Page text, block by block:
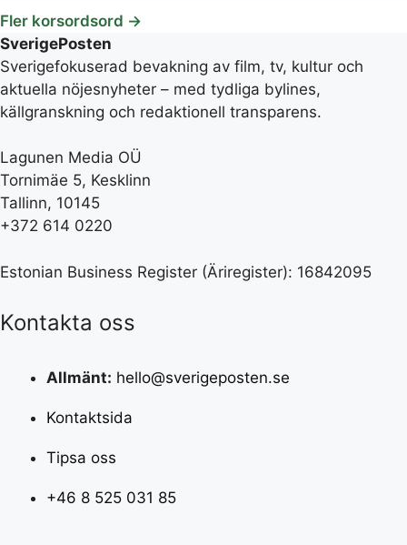
Fler korsordsord →
SverigePosten
Sverigefokuserad bevakning av film, tv, kultur och
aktuella nöjesnyheter – med tydliga bylines,
källgranskning och redaktionell transparens.
Lagunen Media OÜ
Tornimäe 5, Kesklinn
Tallinn, 10145
+372 614 0220
Estonian Business Register (Äriregister): 16842095
Kontakta oss
Allmänt: hello@sverigeposten.se
Kontaktsida
Tipsa oss
+46 8 525 031 85